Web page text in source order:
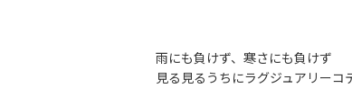
雨にも負けず、寒さにも負けず
見る見るうちにラグジュアリー